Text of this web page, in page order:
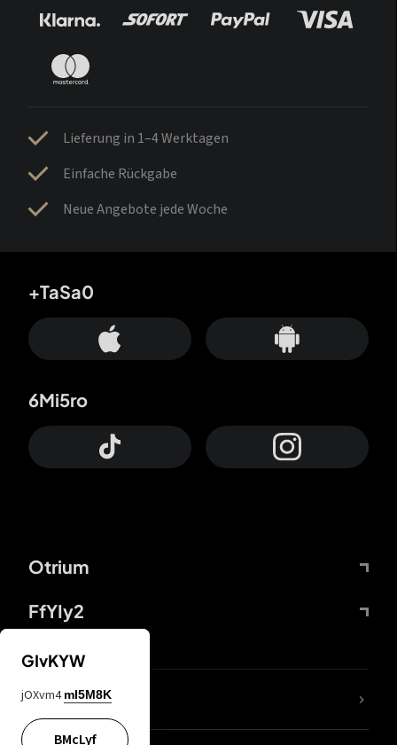
Lieferung in 1–4 Werktagen
Einfache Rückgabe
Neue Angebote jede Woche
Otrium
FfYIy2
+TaSa0
6Mi5ro
DDcvSo
GIvKYW
jOXvm4 mI5M8K
BMcLyf